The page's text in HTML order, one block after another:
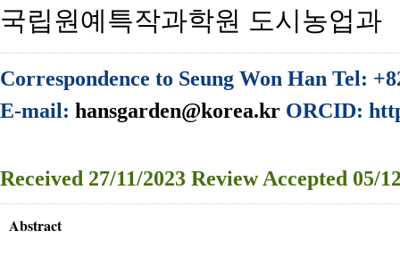
국립원예특작과학원 도시농업과
Correspondence to Seung Won Han Tel:
E-mail: hansgarden@korea.kr ORCID:
Received 27/11/2023 Review Accepted 05/
Abstract